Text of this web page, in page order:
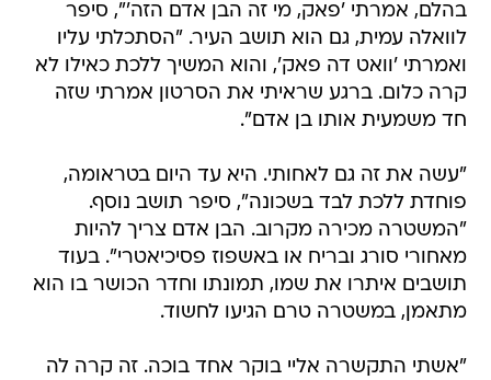
בהלם, אמרתי 'פאק, מי זה הבן אדם הזה'", סיפר
לוואלה עמית, גם הוא תושב העיר. "הסתכלתי עליו
ואמרתי 'וואט דה פאק', והוא המשיך ללכת כאילו לא
קרה כלום. ברגע שראיתי את הסרטון אמרתי שזה
חד משמעית אותו בן אדם".
"עשה את זה גם לאחותי. היא עד היום בטראומה,
פוחדת ללכת לבד בשכונה", סיפר תושב נוסף.
"המשטרה מכירה מקרוב. הבן אדם צריך להיות
מאחורי סורג ובריח או באשפוז פסיכיאטרי". בעוד
תושבים איתרו את שמו, תמונתו וחדר הכושר בו הוא
מתאמן, במשטרה טרם הגיעו לחשוד.
"אשתי התקשרה אליי בוקר אחד בוכה. זה קרה לה